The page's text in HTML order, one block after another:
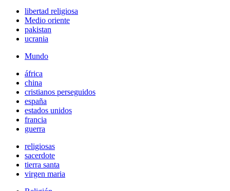
libertad religiosa
Medio oriente
pakistan
ucrania
Mundo
áfrica
china
cristianos perseguidos
españa
estados unidos
francia
guerra
religiosas
sacerdote
tierra santa
virgen maria